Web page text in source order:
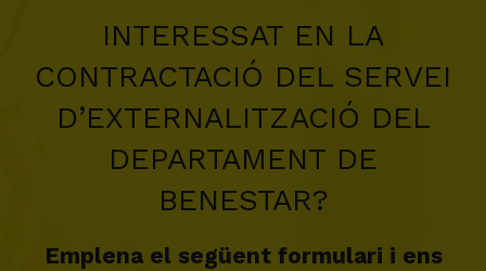
INTERESSAT EN LA
CONTRACTACIÓ DEL SERVEI
D’EXTERNALITZACIÓ DEL
DEPARTAMENT DE
BENESTAR?
Emplena el següent formulari i ens